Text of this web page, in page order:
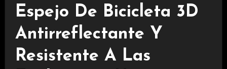
Espejo De Bicicleta 3D
Antirreflectante Y
Resistente A Las